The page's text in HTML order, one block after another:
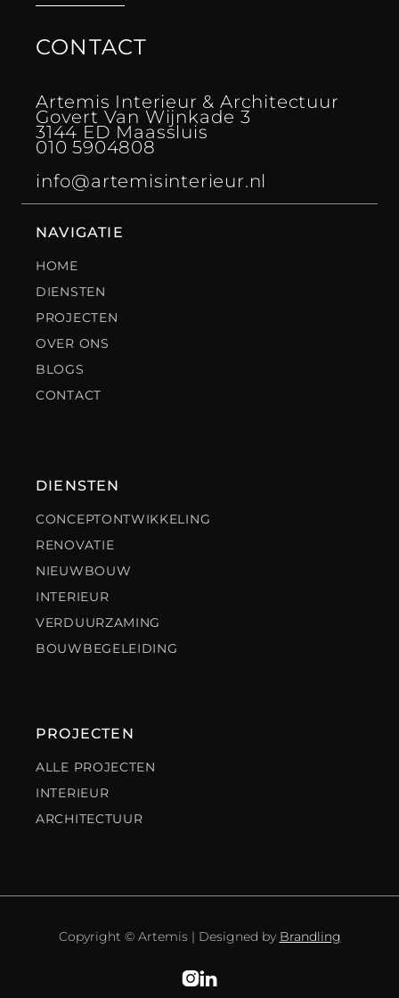
CONTACT
Artemis Interieur & Architectuur
Govert Van Wijnkade 3
3144 ED Maassluis
010 5904808
info@artemisinterieur.nl
NAVIGATIE
HOME
DIENSTEN
PROJECTEN
OVER ONS
BLOGS
CONTACT
DIENSTEN
CONCEPTONTWIKKELING
RENOVATIE
NIEUWBOUW
INTERIEUR
VERDUURZAMING
BOUWBEGELEIDING
PROJECTEN
ALLE PROJECTEN
INTERIEUR
ARCHITECTUUR
Copyright © Artemis | Designed by Brandling
